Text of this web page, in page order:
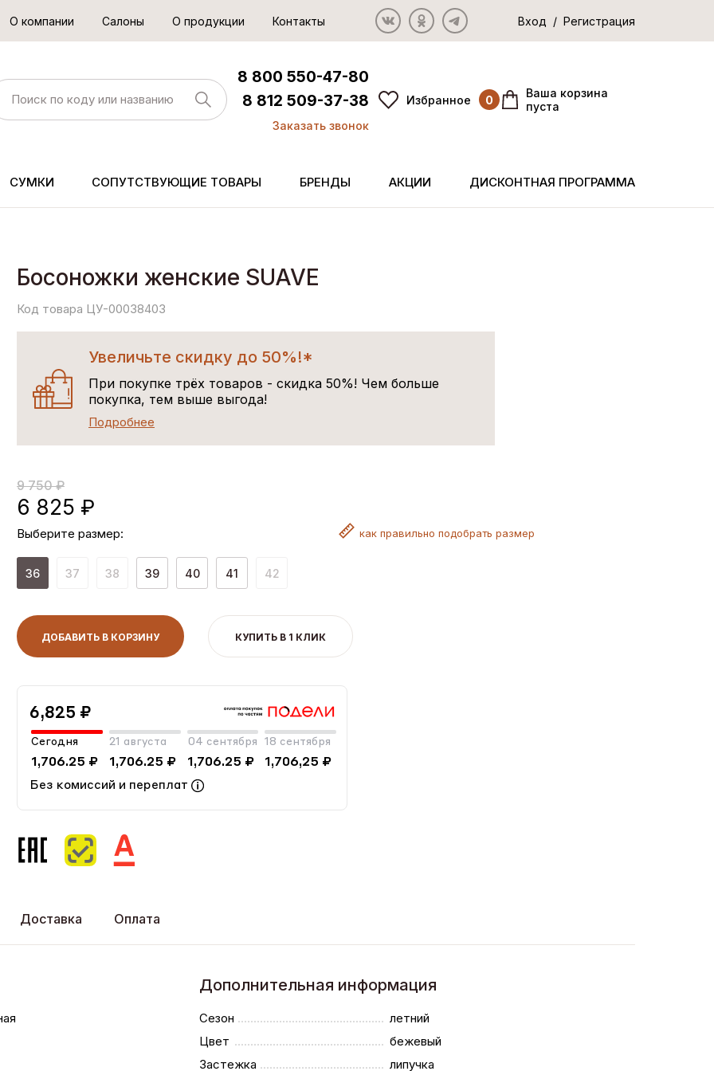
О компании Салоны О продукции Контакты Вход / Регистрация
8 800 550-47-80
8 812 509-37-38
Заказать звонок
Избранное 0
Ваша корзина
пуста
СУМКИ СОПУТСТВУЮЩИЕ ТОВАРЫ БРЕНДЫ АКЦИИ ДИСКОНТНАЯ ПРОГРАММА
Босоножки женские SUAVE
Код товара ЦУ-00038403
Увеличьте скидку до 50%!*
При покупке трёх товаров - скидка 50%! Чем больше
покупка, тем выше выгода!
Подробнее
9 750 ₽
6 825 ₽
Выберите размер: как правильно подобрать размер
36 37 38 39 40 41 42
ДОБАВИТЬ В КОРЗИНУ КУПИТЬ В 1 КЛИК
6,825 ₽
Сегодня
1,706.25 ₽
21 августа
1,706.25 ₽
04 сентября
1,706.25 ₽
18 сентября
1,706,25 ₽
Без комиссий и переплат
Доставка Оплата
Дополнительная информация
Сезон
летний
Цвет
бежевый
Застежка
липучка